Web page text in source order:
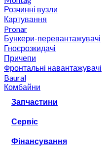
Розчинні вузли
Картування
Pronar
Бункери-перевантажувачі
Гноєрозкидачі
Причепи
Фронтальні навантажувачі
Baural
Комбайни
Запчастини
Сервіс
Фінансування